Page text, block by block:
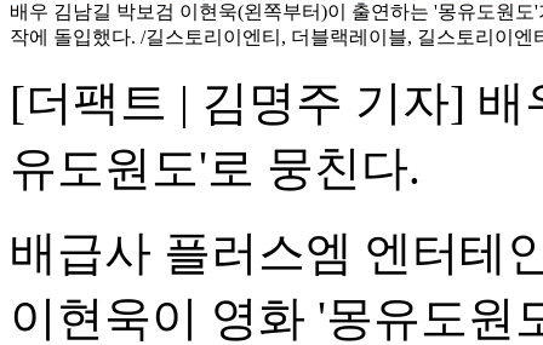
배우 김남길 박보검 이현욱(왼쪽부터)이 출연하는 '몽유도원도
작에 돌입했다. /길스토리이엔티, 더블랙레이블, 길스토리이엔
[더팩트 | 김명주 기자]
유도원도'로 뭉친다.
배급사 플러스엠 엔터테
이현욱이 영화 '몽유도원